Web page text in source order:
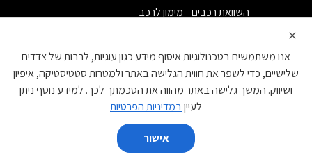
השוואת רכבים
מבחני רכב
מבצעי רכב
מחירון רכב
מימון לרכב
רכב חדש
ייעוץ רכב
רישום לניוזלטר
קטגוריות
×
אנו משתמשים בטכנולוגיות איסוף מידע כגון עוגיות, לרבות של צדדים
שלישיים, כדי לשפר את חווית הגלישה באתר ולמטרות סטטיסטיקה, איפיון
ושיווק. המשך גלישה באתר מהווה את הסכמתך לכך. למידע נוסף ניתן
לעייןבמדיניות הפרטיות
אישור